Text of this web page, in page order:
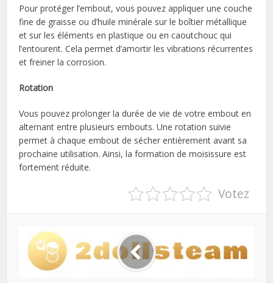
Pour protéger l’embout, vous pouvez appliquer une couche
fine de graisse ou d’huile minérale sur le boîtier métallique
et sur les éléments en plastique ou en caoutchouc qui
l’entourent. Cela permet d’amortir les vibrations récurrentes
et freiner la corrosion.
Rotation
Vous pouvez prolonger la durée de vie de votre embout en
alternant entre plusieurs embouts. Une rotation suivie
permet à chaque embout de sécher entièrement avant sa
prochaine utilisation. Ainsi, la formation de moisissure est
fortement réduite.
Votez